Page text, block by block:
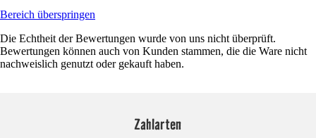
Bereich überspringen
Die Echtheit der Bewertungen wurde von uns nicht überprüft.
Bewertungen können auch von Kunden stammen, die die Ware nicht
nachweislich genutzt oder gekauft haben.
Zahlarten